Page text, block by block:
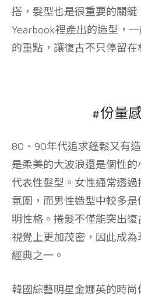
搭，髮型也是很重要的關
Yearbook裡產出的造型，
的重點，讓復古不只停留在
#份量
80、90年代追求蓬鬆又有
是柔美的大波浪還是個性
代表性髮型。女性通常透
氛圍，而男性造型中較多
明性格。捲髮不僅能突出
視覺上更加茂密，因此成
經典之一。
韓國綜藝明星金娜英的時